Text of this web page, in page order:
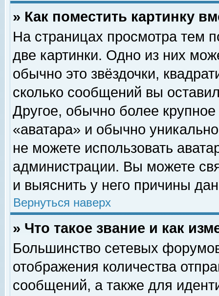
» Как поместить картинку
На страницах просмотра тем
две картинки. Одно из них
обычно это звёздочки,
сколько сообщений вы
Другое, обычно более
«аватара» и обычно
не можете использовать
администрации. Вы можете
и выяснить у него причины
Вернуться наверх
» Что такое звание и как
Большинство сетевых
отображения количества
сообщений, а также для